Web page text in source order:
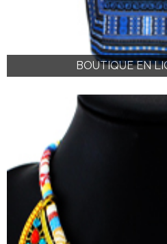
BOUTIQUE EN